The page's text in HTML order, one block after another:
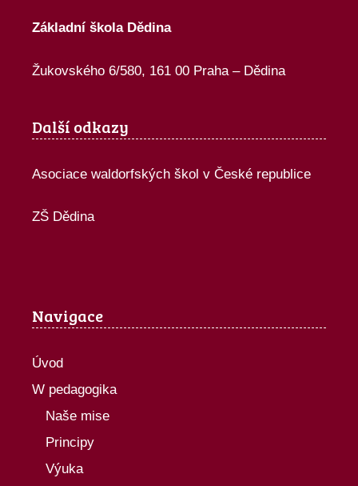
Základní škola Dědina
Žukovského 6/580, 161 00 Praha – Dědina
Další odkazy
Asociace waldorfských škol v České republice
ZŠ Dědina
Navigace
Úvod
W pedagogika
Naše mise
Principy
Výuka